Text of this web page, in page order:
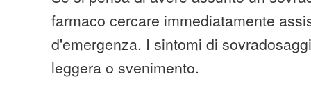
farmaco cercare immediatamente
d'emergenza. I sintomi di
leggera o svenimento.